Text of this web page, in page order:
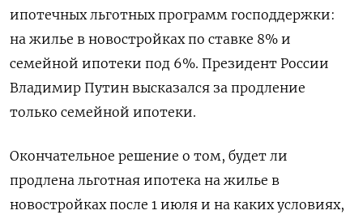
ипотечных льготных программ господдержки:
на жилье в новостройках по ставке 8% и
семейной ипотеки под 6%. Президент России
Владимир Путин высказался за продление
только семейной ипотеки.
Окончательное решение о том, будет ли
продлена льготная ипотека на жилье в
новостройках после 1 июля и на каких условиях,